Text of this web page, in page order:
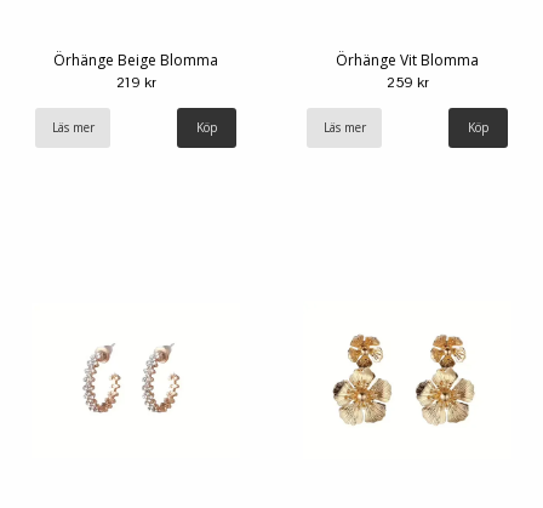
Örhänge Beige Blomma
219 kr
Läs mer
Örhänge Vit Blomma
259 kr
Läs mer